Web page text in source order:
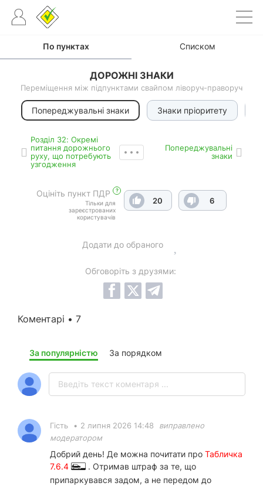
По пунктах Списком
ДОРОЖНІ ЗНАКИ
Переміщення між підпунктами свайпом ліворуч-праворуч
Попереджувальні знаки Знаки пріоритету
Роздiл 32: Окремі
питання дорожнього
руху, що потребують
узгодження
Попереджувальні
знаки
Оцініть пункт ПДР ?
Тільки для
зареєстрованих
користувачів
20 6
Додати до обраного
Обговоріть з друзями:
Коментарі • 7
За популярністю За порядком
Гість • 2 липня 2026 14:48
виправлено
модератором
Добрий день! Де можна почитати про Табличка
7.6.4
. Отримав штраф за те, що
припаркувався задом, а не передом до